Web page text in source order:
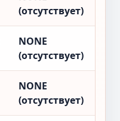
(отсутствует)
NONE
(отсутствует)
NONE
(отсутствует)